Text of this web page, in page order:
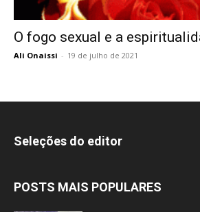
O fogo sexual e a
Ali Onaissi - 19 de julho de 2021
Seleções do editor
POSTS MAIS POPULARES